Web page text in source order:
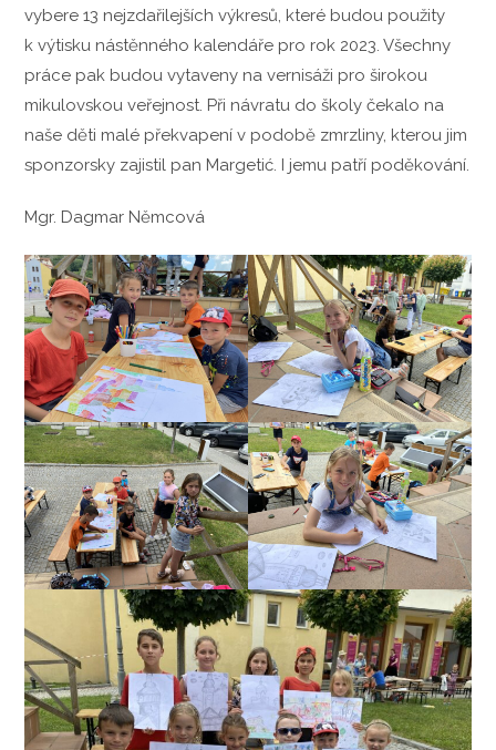
vybere 13 nejzdařilejších výkresů, které budou použity
k výtisku nástěnného kalendáře pro rok 2023. Všechny
práce pak budou vytaveny na vernisáži pro širokou
mikulovskou veřejnost. Při návratu do školy čekalo na
naše děti malé překvapení v podobě zmrzliny, kterou jim
sponzorsky zajistil pan Margetić. I jemu patří poděkování.
Mgr. Dagmar Němcová